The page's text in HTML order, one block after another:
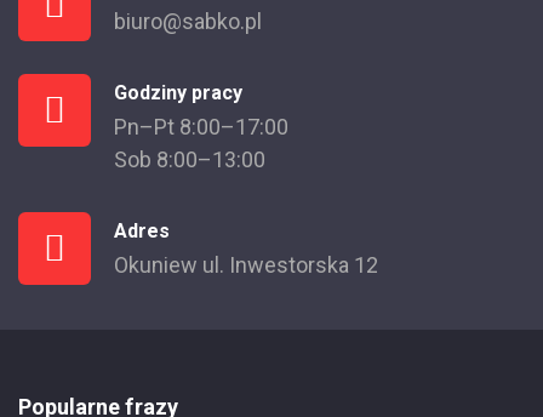
biuro@sabko.pl
Godziny pracy
Pn–Pt 8:00–17:00
Sob 8:00–13:00
Adres
Okuniew ul. Inwestorska 12
Popularne frazy